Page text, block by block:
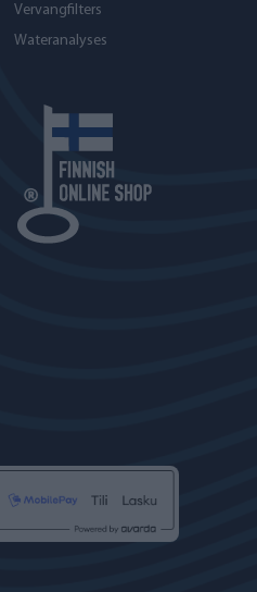
Vervangfilters
Wateranalyses